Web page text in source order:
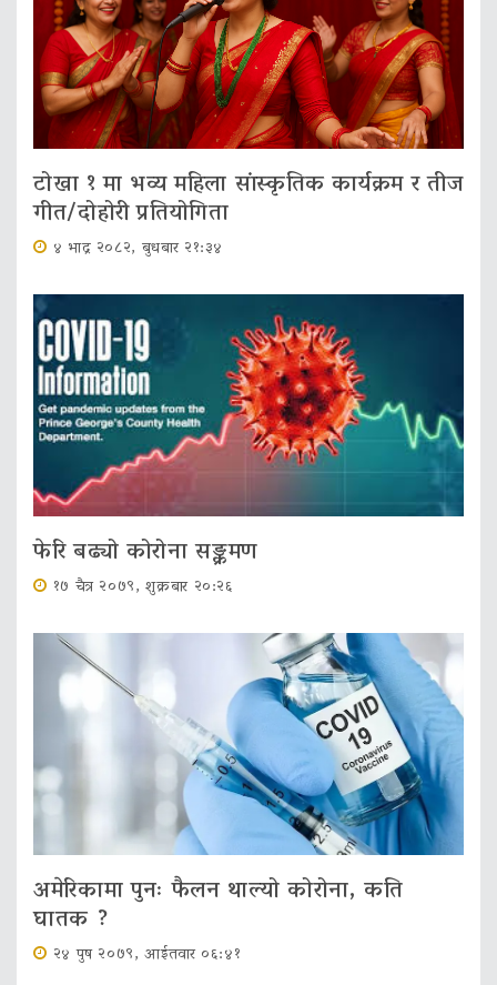
टोखा १ मा भव्य महिला सांस्कृतिक कार्यक्रम र तीज
गीत/दोहोरी प्रतियोगिता
४ भाद्र २०८२, बुधबार २१:३४
फेरि बढ्यो कोरोना सङ्क्रमण
१७ चैत्र २०७९, शुक्रबार २०:२६
अमेरिकामा पुनः फैलन थाल्यो कोरोना, कति
घातक ?
२४ पुष २०७९, आईतवार ०६:४१